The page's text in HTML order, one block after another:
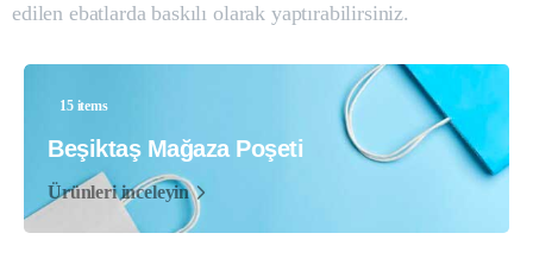
edilen ebatlarda baskılı olarak yaptırabilirsiniz.
15 items
Beşiktaş Mağaza Poşeti
Ürünleri inceleyin